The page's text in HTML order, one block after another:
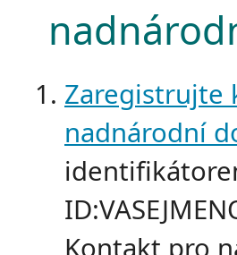
Zaregistrujte
nadnárodní
Kontakt pro